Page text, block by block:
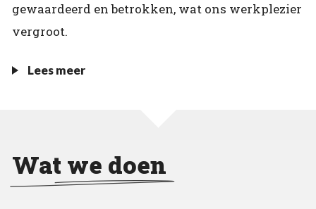
gewaardeerd en betrokken, wat ons werkplezier
vergroot.
Lees meer
Wat we doen